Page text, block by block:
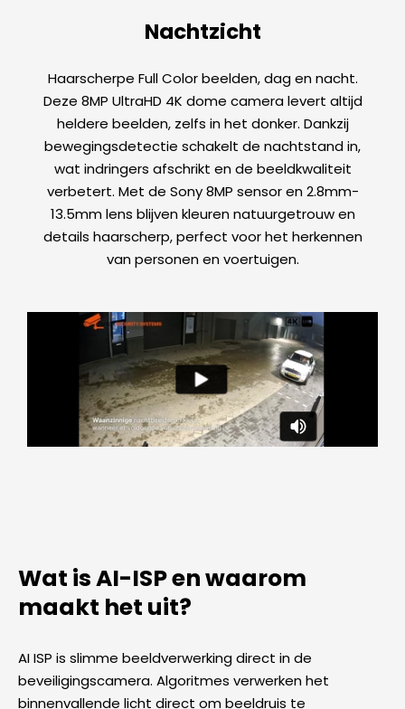
Nachtzicht
Haarscherpe Full Color beelden, dag en nacht.
Deze 8MP UltraHD 4K dome camera levert altijd
heldere beelden, zelfs in het donker. Dankzij
bewegingsdetectie schakelt de nachtstand in,
wat indringers afschrikt en de beeldkwaliteit
verbetert. Met de Sony 8MP sensor en 2.8mm-
13.5mm lens blijven kleuren natuurgetrouw en
details haarscherp, perfect voor het herkennen
van personen en voertuigen.
Wat is AI-ISP en waarom
maakt het uit?
AI ISP is slimme beeldverwerking direct in de
beveiligingscamera. Algoritmes verwerken het
binnenvallende licht direct om beeldruis te